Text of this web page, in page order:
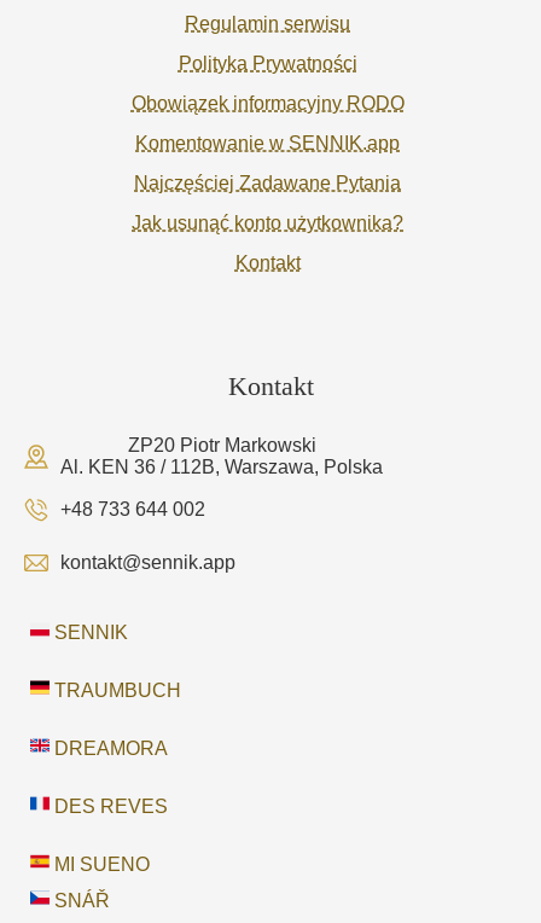
Regulamin serwisu
Polityka Prywatności
Obowiązek informacyjny RODO
Komentowanie w SENNIK.app
Najczęściej Zadawane Pytania
Jak usunąć konto użytkownika?
Kontakt
Kontakt
ZP20 Piotr Markowski
Al. KEN 36 / 112B, Warszawa, Polska
+48 733 644 002
kontakt@sennik.app
SENNIK
TRAUMBUCH
DREAMORA
DES REVES
MI SUENO
SNÁŘ